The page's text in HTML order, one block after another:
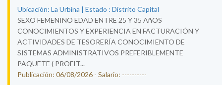
Ubicación: La Urbina | Estado : Distrito Capital
SEXO FEMENINO EDAD ENTRE 25 Y 35 AñOS
CONOCIMIENTOS Y EXPERIENCIA EN FACTURACIÓN Y
ACTIVIDADES DE TESORERÍA CONOCIMIENTO DE
SISTEMAS ADMINISTRATIVOS PREFERIBLEMENTE
PAQUETE ( PROFIT...
Publicación: 06/08/2026 - Salario: ----------